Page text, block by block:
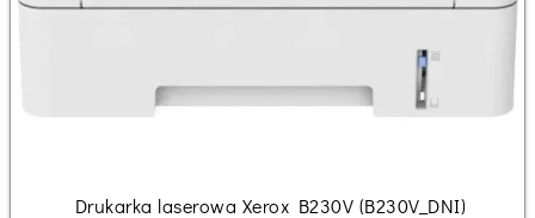
Drukarka laserowa Xerox B230V (B230V_DNI)